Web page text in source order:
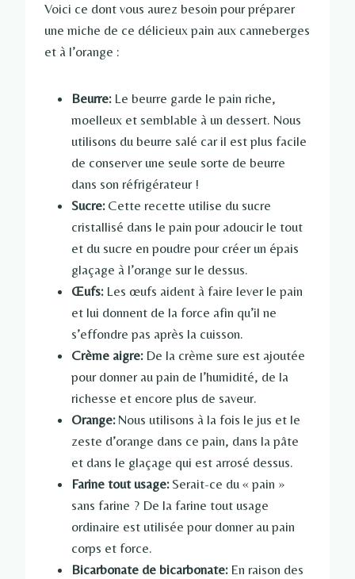
Voici ce dont vous aurez besoin pour préparer
une miche de ce délicieux pain aux canneberges
et à l’orange :
Beurre:Le beurre garde le pain riche,
moelleux et semblable à un dessert. Nous
utilisons du beurre salé car il est plus facile
de conserver une seule sorte de beurre
dans son réfrigérateur !
Sucre:Cette recette utilise du sucre
cristallisé dans le pain pour adoucir le tout
et du sucre en poudre pour créer un épais
glaçage à l’orange sur le dessus.
Œufs: Les œufs aident à faire lever le pain
et lui donnent de la force afin qu’il ne
s’effondre pas après la cuisson.
Crème aigre:De la crème sure est ajoutée
pour donner au pain de l’humidité, de la
richesse et encore plus de saveur.
Orange:Nous utilisons à la fois le jus et le
zeste d’orange dans ce pain, dans la pâte
et dans le glaçage qui est arrosé dessus.
Farine tout usage:Serait-ce du « pain »
sans farine ? De la farine tout usage
ordinaire est utilisée pour donner au pain
corps et force.
Bicarbonate de bicarbonate:En raison des